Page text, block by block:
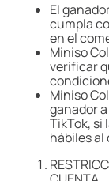
El
cumpla
en el
Miniso
verificar
Miniso
ganador
TikTok, si
hábiles al